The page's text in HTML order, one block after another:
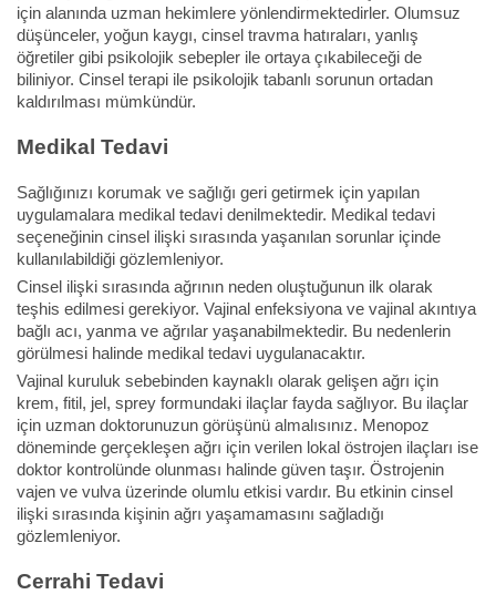
için alanında uzman hekimlere yönlendirmektedirler. Olumsuz
düşünceler, yoğun kaygı, cinsel travma hatıraları, yanlış
öğretiler gibi psikolojik sebepler ile ortaya çıkabileceği de
biliniyor. Cinsel terapi ile psikolojik tabanlı sorunun ortadan
kaldırılması mümkündür.
Medikal Tedavi
Sağlığınızı korumak ve sağlığı geri getirmek için yapılan
uygulamalara medikal tedavi denilmektedir. Medikal tedavi
seçeneğinin cinsel ilişki sırasında yaşanılan sorunlar içinde
kullanılabildiği gözlemleniyor.
Cinsel ilişki sırasında ağrının neden oluştuğunun ilk olarak
teşhis edilmesi gerekiyor. Vajinal enfeksiyona ve vajinal akıntıya
bağlı acı, yanma ve ağrılar yaşanabilmektedir. Bu nedenlerin
görülmesi halinde medikal tedavi uygulanacaktır.
Vajinal kuruluk sebebinden kaynaklı olarak gelişen ağrı için
krem, fitil, jel, sprey formundaki ilaçlar fayda sağlıyor. Bu ilaçlar
için uzman doktorunuzun görüşünü almalısınız. Menopoz
döneminde gerçekleşen ağrı için verilen lokal östrojen ilaçları ise
doktor kontrolünde olunması halinde güven taşır. Östrojenin
vajen ve vulva üzerinde olumlu etkisi vardır. Bu etkinin cinsel
ilişki sırasında kişinin ağrı yaşamamasını sağladığı
gözlemleniyor.
Cerrahi Tedavi